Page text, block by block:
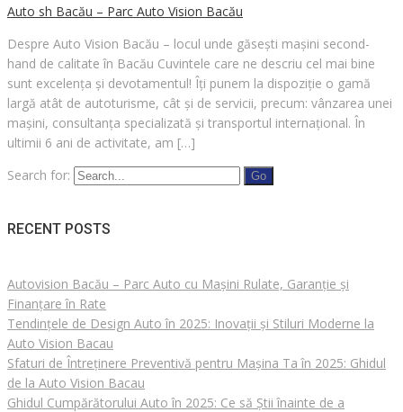
Auto sh Bacău – Parc Auto Vision Bacău
Despre Auto Vision Bacău – locul unde găsești mașini second-
hand de calitate în Bacău Cuvintele care ne descriu cel mai bine
sunt excelența și devotamentul! Îți punem la dispoziție o gamă
largă atât de autoturisme, cât și de servicii, precum: vânzarea unei
mașini, consultanța specializată și transportul internațional. În
ultimii 6 ani de activitate, am […]
Search for:
RECENT POSTS
Autovision Bacău – Parc Auto cu Mașini Rulate, Garanție și
Finanțare în Rate
Tendințele de Design Auto în 2025: Inovații și Stiluri Moderne la
Auto Vision Bacau
Sfaturi de Întreținere Preventivă pentru Mașina Ta în 2025: Ghidul
de la Auto Vision Bacau
Ghidul Cumpărătorului Auto în 2025: Ce să Știi înainte de a